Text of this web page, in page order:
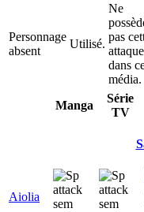
Personnage
absent
Utilisé.
Ne
pas
attaque
dans
média.
Manga
Série
TV
Aiolia